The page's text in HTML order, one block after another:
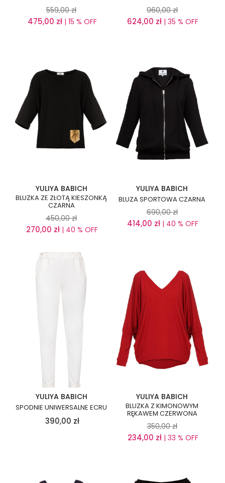
559,00 zł
475,00 zł| 15 % OFF
960,00 zł
624,00 zł | 35 % OFF
YULIYA BABICH
BLUZKA ZE ZŁOTĄ KIESZONKĄ
CZARNA
450,00 zł
270,00 zł | 40 % OFF
YULIYA BABICH
BLUZA SPORTOWA CZARNA
690,00 zł
414,00 zł | 40 % OFF
YULIYA BABICH
SPODNIE UNIWERSALNE ECRU
390,00 zł
YULIYA BABICH
BLUZKA Z KIMONOWYM
RĘKAWEM CZERWONA
350,00 zł
234,00 zł| 33 % OFF